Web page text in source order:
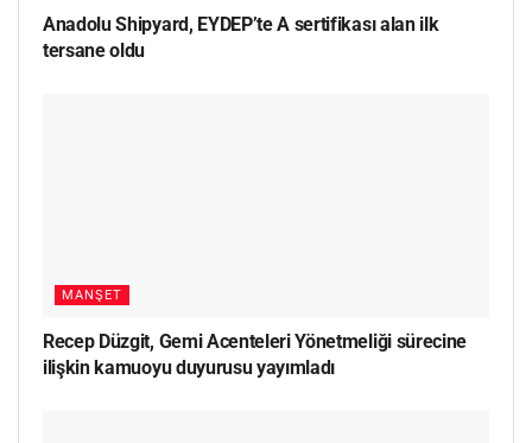
Anadolu Shipyard, EYDEP’te A sertifikası alan ilk
tersane oldu
MANŞET
Recep Düzgit, Gemi Acenteleri Yönetmeliği sürecine
ilişkin kamuoyu duyurusu yayımladı